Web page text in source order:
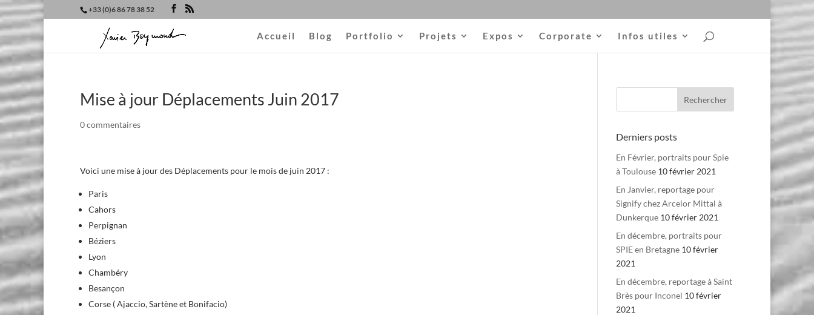
+33 (0)6 86 78 38 52
Accueil Blog Portfolio Projets Expos Corporate Infos utiles
Mise à jour Déplacements Juin 2017
0 commentaires
Voici une mise à jour des Déplacements pour le mois de juin 2017 :
Paris
Cahors
Perpignan
Béziers
Lyon
Chambéry
Besançon
Corse ( Ajaccio, Sartène et Bonifacio)
Derniers posts
En Février, portraits pour Spie
à Toulouse 10 février 2021
En Janvier, reportage pour
Signify chez Arcelor Mittal à
Dunkerque 10 février 2021
En décembre, portraits pour
SPIE en Bretagne 10 février
2021
En décembre, reportage à Saint
Brès pour Inconel 10 février
2021